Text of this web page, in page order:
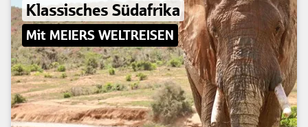
Klassisches Südafrika
Mit MEIERS WELTREISEN